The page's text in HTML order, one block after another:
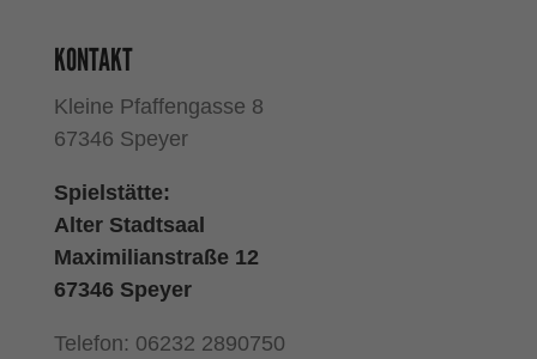
KONTAKT
Kleine Pfaffengasse 8
67346 Speyer
Spielstätte:
Alter Stadtsaal
Maximilianstraße 12
67346 Speyer
Telefon: 06232 2890750